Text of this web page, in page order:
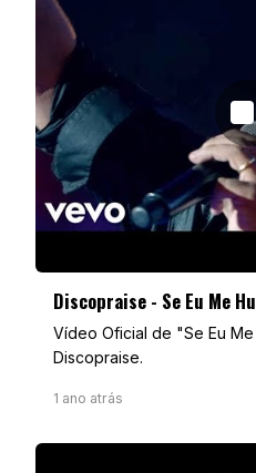
Discopraise - Se Eu Me
Vídeo Oficial de "Se Eu
Discopraise.
1 ano atrás